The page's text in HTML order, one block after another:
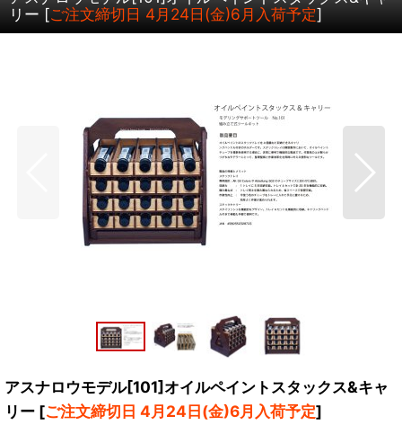
リー [ご注文締切日 4月24日(金)6月入荷予定]
アスナロウモデル[101]オイルペイントスタックス&キャ
リー [ご注文締切日 4月24日(金)6月入荷予定]